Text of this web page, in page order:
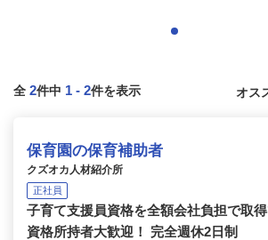
全 2件中 1 - 2件を表示
保育園の保育補助者
クズオカ人材紹介所
正社員
子育て支援員資格を全額会社負担で取
資格所持者大歓迎！ 完全週休2日制